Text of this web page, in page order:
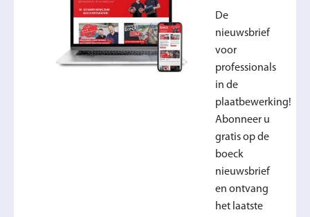
De
nieuwsbrief
voor
professionals
in de
plaatbewerking!
Abonneer u
gratis op de
boeck
nieuwsbrief
en ontvang
het laatste